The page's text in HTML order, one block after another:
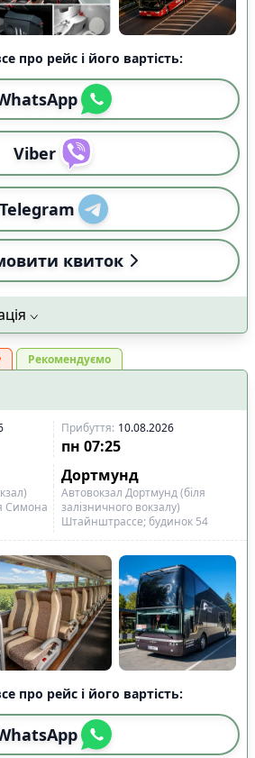
про рейс і його вартість:
Viber
Telegram
квиток
Рекомендуємо
Прибуття: 10.08.2026
пн 07:25
Дортмунд
Симона
Автовокзал Дортмунд (біля
залізничного вокзалу)
Штайнштрассе; будинок 54
про рейс і його вартість: